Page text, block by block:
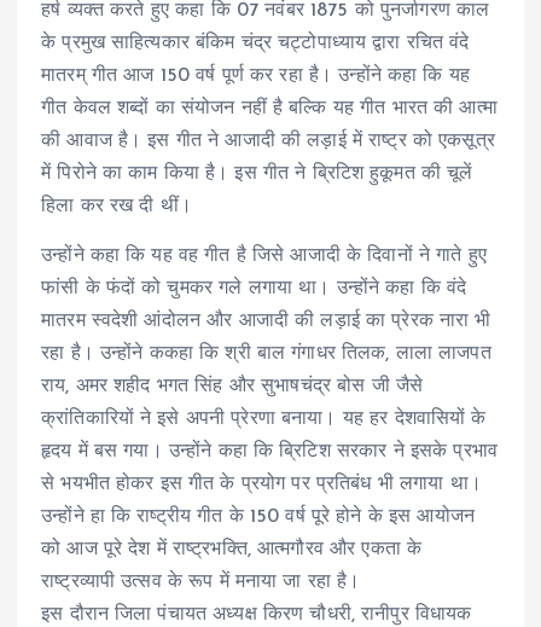
हर्ष व्यक्त करते हुए कहा कि 07 नवंबर 1875 को पुनर्जागरण काल
के प्रमुख साहित्यकार बंकिम चंद्र चट्टोपाध्याय द्वारा रचित वंदे
मातरम् गीत आज 150 वर्ष पूर्ण कर रहा है। उन्होंने कहा कि यह
गीत केवल शब्दों का संयोजन नहीं है बल्कि यह गीत भारत की आत्मा
की आवाज है। इस गीत ने आजादी की लड़ाई में राष्ट्र को एकसूत्र
में पिरोने का काम किया है। इस गीत ने ब्रिटिश हुकूमत की चूलें
हिला कर रख दी थीं।
उन्होंने कहा कि यह वह गीत है जिसे आजादी के दिवानों ने गाते हुए
फांसी के फंदों को चुमकर गले लगाया था। उन्होंने कहा कि वंदे
मातरम स्वदेशी आंदोलन और आजादी की लड़ाई का प्रेरक नारा भी
रहा है। उन्होंने ककहा कि श्री बाल गंगाधर तिलक, लाला लाजपत
राय, अमर शहीद भगत सिंह और सुभाषचंद्र बोस जी जैसे
क्रांतिकारियों ने इसे अपनी प्रेरणा बनाया। यह हर देशवासियों के
हृदय में बस गया। उन्होंने कहा कि ब्रिटिश सरकार ने इसके प्रभाव
से भयभीत होकर इस गीत के प्रयोग पर प्रतिबंध भी लगाया था।
उन्होंने हा कि राष्ट्रीय गीत के 150 वर्ष पूरे होने के इस आयोजन
को आज पूरे देश में राष्ट्रभक्ति, आत्मगौरव और एकता के
राष्ट्रव्यापी उत्सव के रूप में मनाया जा रहा है।
इस दौरान जिला पंचायत अध्यक्ष किरण चौधरी, रानीपुर विधायक